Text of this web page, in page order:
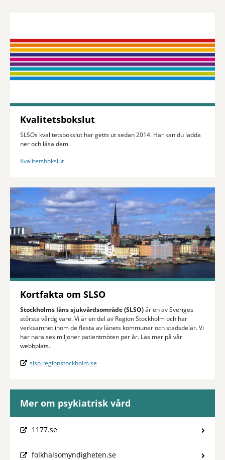
Kvalitetsbokslut
SLSOs kvalitetsbokslut har getts ut sedan 2014. Här kan du ladda
ner och läsa dem.
Kvalitetsbokslut
Kortfakta om SLSO
Stockholms läns sjukvårdsområde(SLSO)är en av Sveriges
största vårdgivare. Vi är en del av Region Stockholm och har
verksamhet inom de flesta av länets kommuner och stadsdelar. Vi
har nära sex miljoner patientmöten per år. Läs mer på vår
webbplats.
slso.regionstockholm.se
Mer om psykiatrisk vård
1177.se
folkhalsomyndigheten.se